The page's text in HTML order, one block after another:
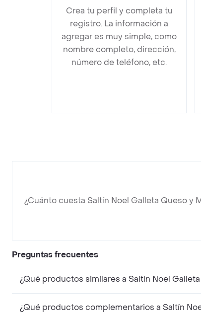
Crea tu perfil y completa tu
registro. La información a
agregar es muy simple, como
nombre completo, dirección,
número de teléfono, etc.
¿Cuánto cuesta Saltín Noel Galleta Queso y
Preguntas frecuentes
¿Qué productos similares a Saltín Noel
¿Qué productos complementarios a Saltín